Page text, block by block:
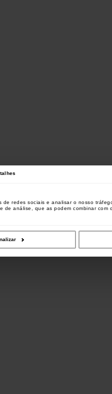
redes sociais e analisar o nosso
análise, que as podem combinar com